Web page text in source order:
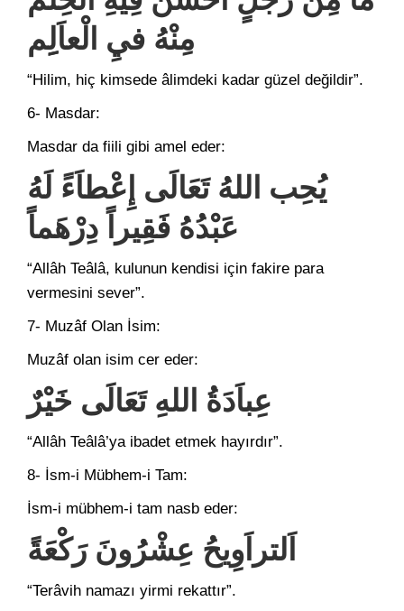
مِنْهُ فيِ الْعاَلِِم
“Hilim, hiç kimsede âlimdeki kadar güzel değildir”.
6- Masdar:
Masdar da fiili gibi amel eder:
يُحِب اللهُ تَعَالَى إِعْطاَءً لَهُ
عَبْدُهُ فَقِيراً دِرْهَماً
“Allâh Teâlâ, kulunun kendisi için fakire para
vermesini sever”.
7- Muzâf Olan İsim:
Muzâf olan isim cer eder:
عِباَدَةُ اللهِ تَعَالَى خَيْرٌ
“Allâh Teâlâ’ya ibadet etmek hayırdır”.
8- İsm-i Mübhem-i Tam:
İsm-i mübhem-i tam nasb eder:
اَلتراَوِيحُ عِشْرُونَ رَكْعَةً
“Terâvih namazı yirmi rekattır”.